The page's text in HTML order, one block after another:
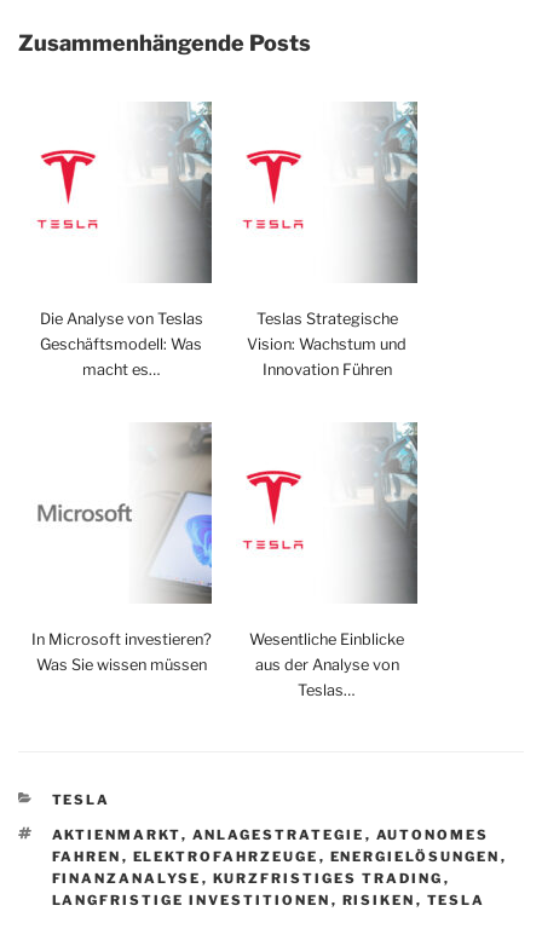
Zusammenhängende Posts
Die Analyse von Teslas
Geschäftsmodell: Was
macht es…
Teslas Strategische
Vision: Wachstum und
Innovation Führen
In Microsoft investieren?
Was Sie wissen müssen
Wesentliche Einblicke
aus der Analyse von
Teslas…
KATEGORIEN
TESLA
SCHLAGWÖRTER
AKTIENMARKT, ANLAGESTRATEGIE , AUTONOMES
FAHREN , ELEKTROFAHRZEUGE , ENERGIELÖSUNGEN ,
FINANZANALYSE , KURZFRISTIGES TRADING ,
LANGFRISTIGE INVESTITIONEN , RISIKEN , TESLA